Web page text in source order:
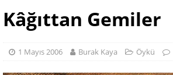
Kâğıttan Gemiler
1 Mayıs 2006 Burak Kaya Öykü